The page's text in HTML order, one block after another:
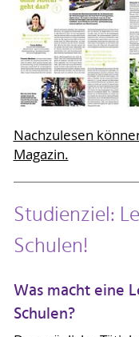
Nachzulesen
Magazin.
Studienziel:
Schulen!
Was macht eine
Schulen?